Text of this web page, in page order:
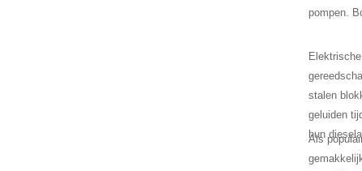
pompen.
stalen
geluiden
hun
Als